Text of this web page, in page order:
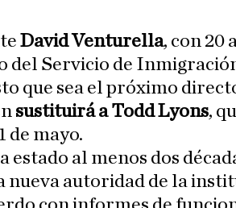
David Venturella, con 20
del Servicio de
que sea el próximo
sustituirá a Todd Lyons,
de mayo.
estado al menos dos
nueva autoridad de la